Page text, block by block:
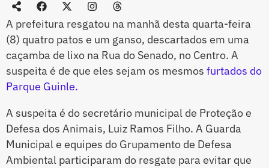
A prefeitura resgatou na manhã desta quarta-feira
(8) quatro patos e um ganso, descartados em uma
caçamba de lixo na Rua do Senado, no Centro. A
suspeita é de que eles sejam os mesmos furtados do
Parque Guinle.
A suspeita é do secretário municipal de Proteção e
Defesa dos Animais, Luiz Ramos Filho. A Guarda
Municipal e equipes do Grupamento de Defesa
Ambiental participaram do resgate para evitar que